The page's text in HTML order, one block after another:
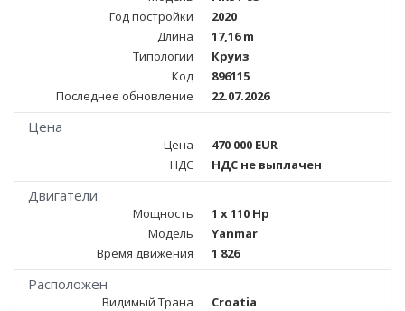
Год постройки
2020
Длина
17,16 m
Типологии
Круиз
Код
896115
Последнее обновление
22.07.2026
Цена
Цена
470 000 EUR
НДС
НДС не выплачен
Двигатели
Мощность
1 x 110 Hp
Модель
Yanmar
Время движения
1 826
Расположен
Видимый Трана
Croatia